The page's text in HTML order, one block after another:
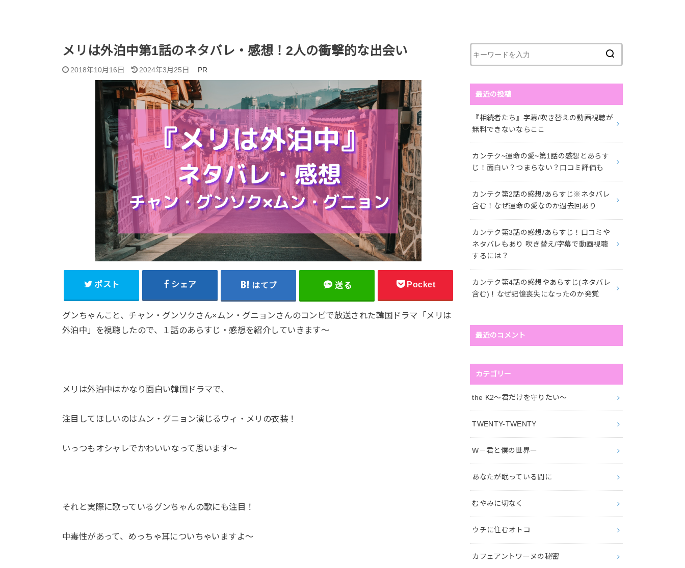
メリは外泊中第1話のネタバレ・感想！2人の衝撃的な出会い
2018年10月16日 2024年3月25日 PR
ポスト シェア はてブ 送る Pocket
グンちゃんこと、チャン・グンソクさん×ムン・グニョンさんのコンビで放送された韓国ドラマ「メリは
外泊中」を視聴したので、１話のあらすじ・感想を紹介していきます～
メリは外泊中はかなり面白い韓国ドラマで、
注目してほしいのはムン・グニョン演じるウィ・メリの衣装！
いっつもオシャレでかわいいなって思います～
それと実際に歌っているグンちゃんの歌にも注目！
中毒性があって、めっちゃ耳についちゃいますよ～
最近の投稿
『相続者たち』字幕/吹き替えの動画視聴が
無料できないならここ
カンテク~運命の愛~第1話の感想とあらす
じ！面白い？つまらない？口コミ評価も
カンテク第2話の感想/あらすじ※ネタバレ
含む！なぜ運命の愛なのか過去回あり
カンテク第3話の感想/あらすじ！口コミや
ネタバレもあり 吹き替え/字幕で動画視聴
するには？
カンテク第4話の感想やあらすじ(ネタバレ
含む)！なぜ記憶喪失になったのか発覚
最近のコメント
カテゴリー
the K2～君だけを守りたい～
TWENTY-TWENTY
W－君と僕の世界ー
あなたが眠っている間に
むやみに切なく
ウチに住むオトコ
カフェアントワーヌの秘密